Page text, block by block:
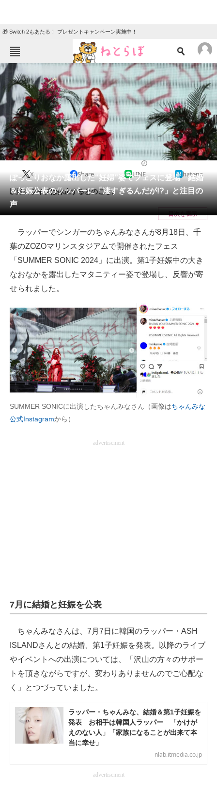
🎁 Switch 2もあたる！ プレゼントキャンペーン実施中！
ねとらぼメニュー
TOP ニュース
エンタメ クイズ
グルメ 地域
住まい 教育・育児
動物 リサーチ
会員記事
メディア
注目記事を集めた総合ページ
スマホと通信の最新トレンド
進化するPCとデバイスの未来
ビジネスと働き方のヒント
AI活用のいまが分かる
企業ITのトレンドを詳説
経営リーダーのコミュニティ
マーケ×ITの今がよく分かる
ちょっと気になるネットの話題
ぽっこりおなか露出した“妊婦”姿でフェスに登場 結婚
＆妊娠公表のラッパーに「凄すぎるんだが!?」と注目の
声
X Share LINE hatena
以降のライブは休止するとのこと。
目次を表示
ラッパーでシンガーのちゃんみなさんが8月18日、千
葉のZOZOマリンスタジアムで開催されたフェス
「SUMMER SONIC 2024」に出演。第1子妊娠中の大き
なおなかを露出したマタニティー姿で登場し、反響が寄
せられました。
SUMMER SONICに出演したちゃんみなさん（画像はちゃんみな
公式Instagramから）
advertisement
7月に結婚と妊娠を公表
ちゃんみなさんは、7月7日に韓国のラッパー・ASH
ISLANDさんとの結婚、第1子妊娠を発表。以降のライブ
やイベントへの出演については、「沢山の方々のサポー
トを頂きながらですが、変わりありませんのでご心配な
く」とつづっていました。
ラッパー・ちゃんみな、結婚＆第1子妊娠を
発表 お相手は韓国人ラッパー 「かけが
えのない人」「家族になることが出来て本
当に幸せ」
nlab.itmedia.co.jp
advertisement